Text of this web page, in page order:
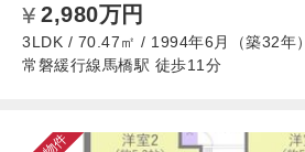
2,980万円
3LDK / 70.47㎡ / 1994年6月（築32年）
常磐緩行線馬橋駅 徒歩11分